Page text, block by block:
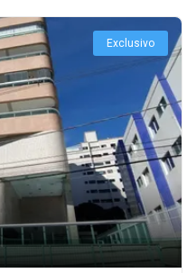
Exclusivo